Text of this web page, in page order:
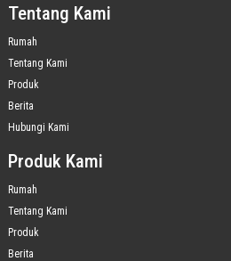
Tentang Kami
Rumah
Tentang Kami
Produk
Berita
Hubungi Kami
Produk Kami
Rumah
Tentang Kami
Produk
Berita